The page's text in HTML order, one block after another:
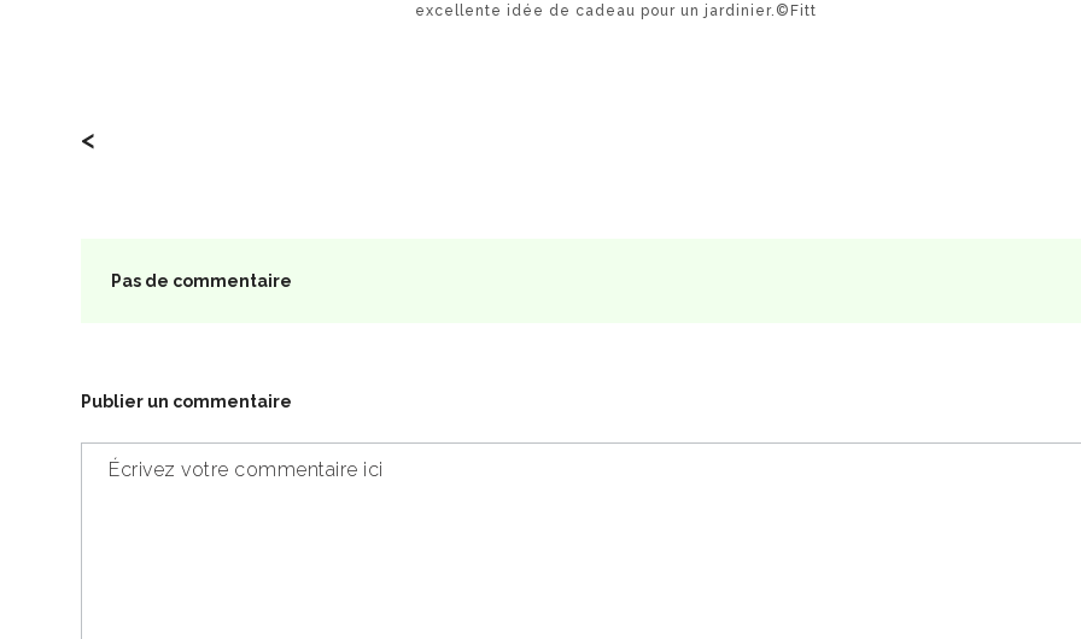
excellente idée de cadeau pour un jardinier.©Fitt
<
Pas de commentaire
Publier un commentaire